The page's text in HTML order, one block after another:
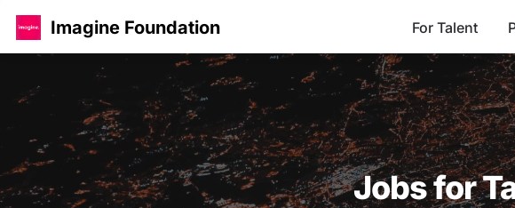
Imagine Foundation For Talent
Jobs for